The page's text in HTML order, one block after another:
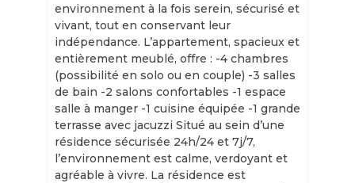
environnement à la fois serein, sécurisé et
vivant, tout en conservant leur
indépendance. L’appartement, spacieux et
entièrement meublé, offre : -4 chambres
(possibilité en solo ou en couple) -3 salles
de bain -2 salons confortables -1 espace
salle à manger -1 cuisine équipée -1 grande
terrasse avec jacuzzi Situé au sein d’une
résidence sécurisée 24h/24 et 7j/7,
l’environnement est calme, verdoyant et
agréable à vivre. La résidence est